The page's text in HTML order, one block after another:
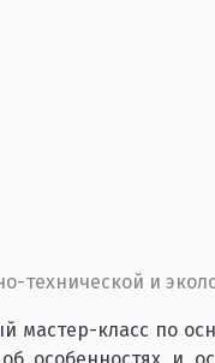
технической и
мастер-класс по